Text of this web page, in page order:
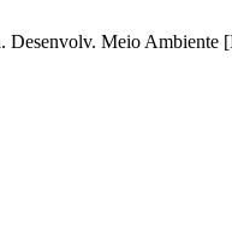
Meio Ambiente